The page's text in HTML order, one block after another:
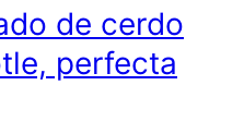
de cerdo
perfecta